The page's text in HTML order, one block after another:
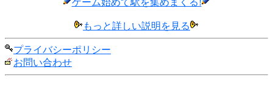
ゲーム始めて駅を集めまくる!
もっと詳しい説明を見る
プライバシーポリシー
お問い合わせ